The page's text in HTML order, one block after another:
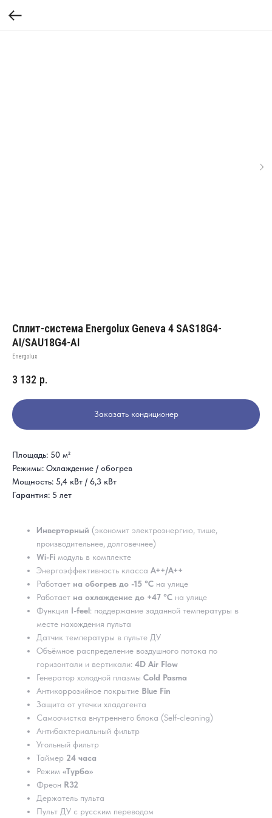
Сплит-система Energolux Geneva 4 SAS18G4-
AI/SAU18G4-AI
Energolux
3 132 р.
Заказать кондиционер
Площадь: 50 м²
Режимы: Охлаждение / обогрев
Мощность: 5,4 кВт / 6,3 кВт
Гарантия: 5 лет
Инверторный (экономит электроэнергию, тише,
производительнее, долговечнее)
Wi-Fi модуль в комплекте
Энергоэффективность класса А++/А++
Работает на обогрев до -15 °C на улице
Работает на охлаждение до +47 °C на улице
Функция I-feel: поддержание заданной температуры в
месте нахождения пульта
Датчик температуры в пульте ДУ
Объёмное распределение воздушного потока по
горизонтали и вертикали: 4D Air Flow
Генератор холодной плазмы Cold Pasma
Антикоррозийное покрытие Blue Fin
Защита от утечки хладагента
Самоочистка внутреннего блока (Self-cleaning)
Антибактериальный фильтр
Угольный фильтр
Таймер 24 часа
Режим «Турбо»
Фреон R32
Держатель пульта
Пульт ДУ с русским переводом